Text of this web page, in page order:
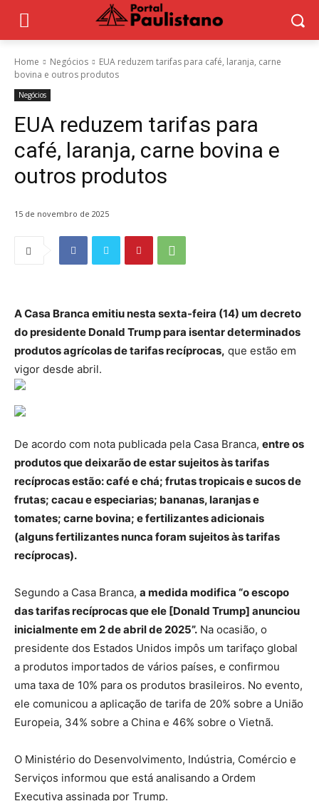
Home Negócios
EUA reduzem tarifas para café, laranja, carne
bovina e outros produtos
Negócios
EUA reduzem tarifas para
café, laranja, carne bovina e
outros produtos
15 de novembro de 2025
A Casa Branca emitiu nesta sexta-feira (14) um decreto
do presidente Donald Trump para isentar determinados
produtos agrícolas de tarifas recíprocas, que estão em
vigor desde abril.
De acordo com nota publicada pela Casa Branca, entre os
produtos que deixarão de estar sujeitos às tarifas
recíprocas estão: café e chá; frutas tropicais e sucos de
frutas; cacau e especiarias; bananas, laranjas e
tomates; carne bovina; e fertilizantes adicionais
(alguns fertilizantes nunca foram sujeitos às tarifas
recíprocas).
Segundo a Casa Branca, a medida modifica “o escopo
das tarifas recíprocas que ele [Donald Trump] anunciou
inicialmente em 2 de abril de 2025”. Na ocasião, o
presidente dos Estados Unidos impôs um tarifaço global
a produtos importados de vários países, e confirmou
uma taxa de 10% para os produtos brasileiros. No evento,
ele comunicou a aplicação de tarifa de 20% sobre a União
Europeia, 34% sobre a China e 46% sobre o Vietnã.
O Ministério do Desenvolvimento, Indústria, Comércio e
Serviços informou que está analisando a Ordem
Executiva assinada por Trump.